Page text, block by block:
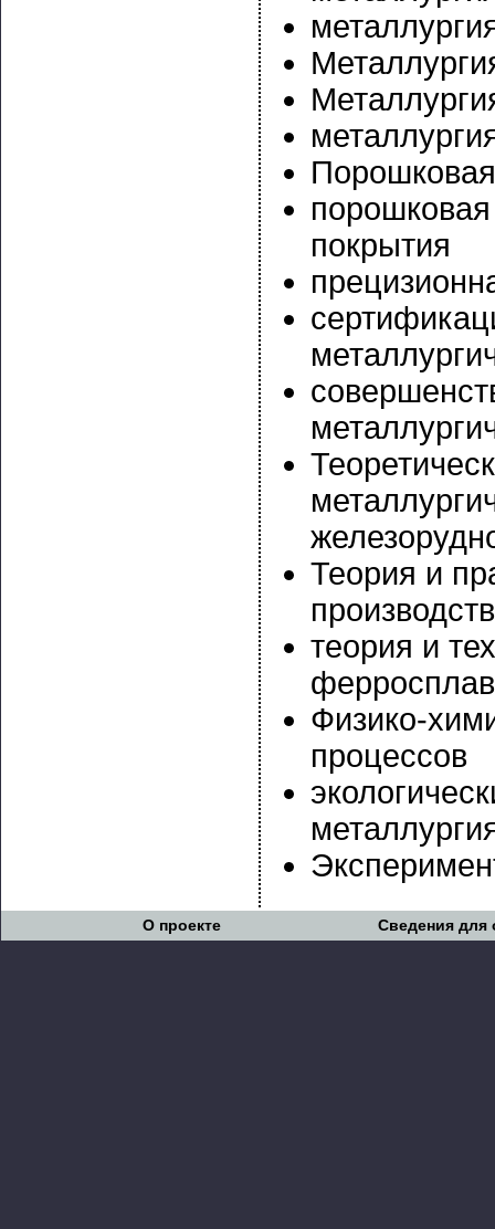
покрытия
Теория и
теория и
Физико-
процессов
О проекте Сведения для